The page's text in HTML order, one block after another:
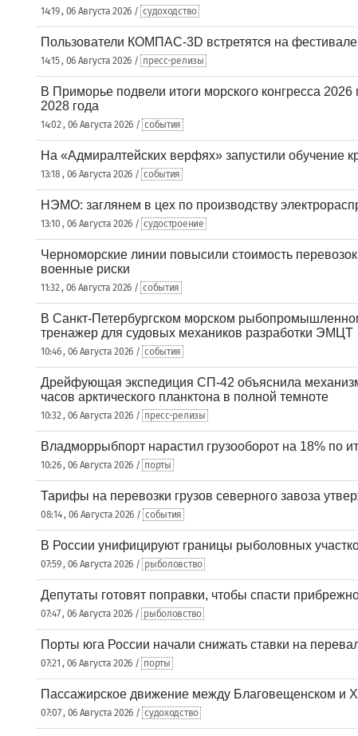
14:19 , 06 Августа 2026 / судоходство
Пользователи КОМПАС-3D встретятся на
14:15 , 06 Августа 2026 / пресс-релизы
В Приморье подвели итоги морского конгресса
2028 года
14:02 , 06 Августа 2026 / события
На «Адмиралтейских верфях» запустили обучение
13:18 , 06 Августа 2026 / события
НЭМО: заглянем в цех по производству
13:10 , 06 Августа 2026 / судостроение
Черноморские линии повысили стоимость
военные риски
11:32 , 06 Августа 2026 / события
В Санкт-Петербургском морском
тренажер для судовых механиков разработки ЭМЦТ
10:46 , 06 Августа 2026 / события
Дрейфующая экспедиция СП-42 объяснила
часов арктического планктона в полной темноте
10:32 , 06 Августа 2026 / пресс-релизы
Владморрыбпорт нарастил грузооборот на 18% по
10:26 , 06 Августа 2026 / порты
Тарифы на перевозки грузов северного завоза
08:14 , 06 Августа 2026 / события
В России унифицируют границы рыболовных
07:59 , 06 Августа 2026 / рыболовство
Депутаты готовят поправки, чтобы спасти
07:47 , 06 Августа 2026 / рыболовство
Порты юга России начали снижать ставки на
07:21 , 06 Августа 2026 / порты
Пассажирское движение между Благовещенском и
07:07 , 06 Августа 2026 / судоходство